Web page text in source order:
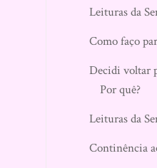
Leituras da
Como faço
Decidi voltar
Por quê?
Leituras da
Continência